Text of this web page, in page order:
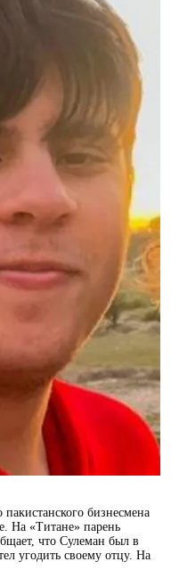
бизнесмена
На «Титане» парень
что Сулеман был в
угодить своему отцу. На